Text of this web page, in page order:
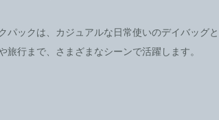
パックは、カジュアルな日常使いのデイバッグと
行まで、さまざまなシーンで活躍します。